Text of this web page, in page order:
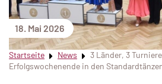
18. Mai 2026
Startseite News
3 Länder, 3
Erfolgswochenende in den